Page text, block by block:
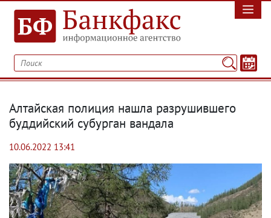
Алтайская полиция нашла разрушившего
буддийский субурган вандала
10.06.2022 13:41